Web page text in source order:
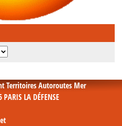
Territoires Autoroutes Mer
LA DÉFENSE